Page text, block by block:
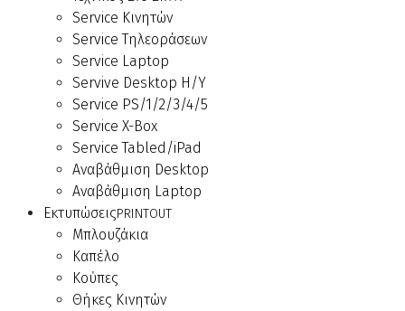
Service Κινητών
Service Τηλεοράσεων
Service Laptop
Servive Desktop Η/Υ
Service PS/1/2/3/4/5
Service X-Box
Service Tabled/iPad
Αναβάθμιση Desktop
Αναβάθμιση Laptop
ΕκτυπώσειςPRINTOUT
Μπλουζάκια
Καπέλο
Κούπες
Θήκες Κινητών